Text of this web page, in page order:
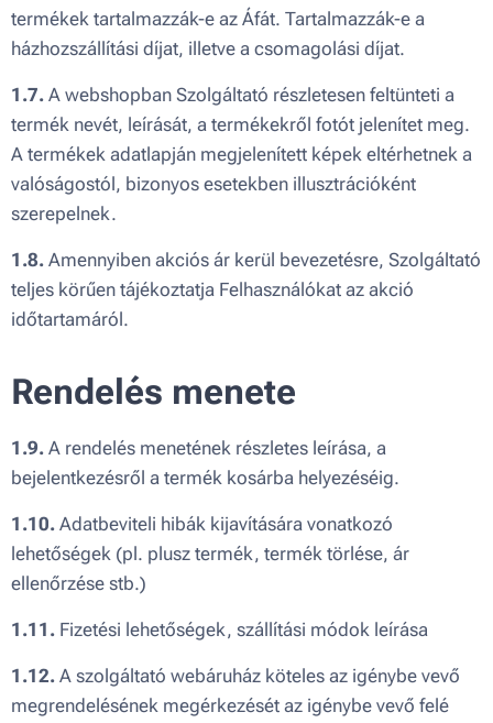
termékek tartalmazzák-e az Áfát. Tartalmazzák-e a
házhozszállítási díjat, illetve a csomagolási díjat.
1.7. A webshopban Szolgáltató részletesen feltünteti a
termék nevét, leírását, a termékekről fotót jelenítet meg.
A termékek adatlapján megjelenített képek eltérhetnek a
valóságostól, bizonyos esetekben illusztrációként
szerepelnek.
1.8. Amennyiben akciós ár kerül bevezetésre, Szolgáltató
teljes körűen tájékoztatja Felhasználókat az akció
időtartamáról.
Rendelés menete
1.9. A rendelés menetének részletes leírása, a
bejelentkezésről a termék kosárba helyezéséig.
1.10. Adatbeviteli hibák kijavítására vonatkozó
lehetőségek (pl. plusz termék, termék törlése, ár
ellenőrzése stb.)
1.11. Fizetési lehetőségek, szállítási módok leírása
1.12. A szolgáltató webáruház köteles az igénybe vevő
megrendelésének megérkezését az igénybe vevő felé